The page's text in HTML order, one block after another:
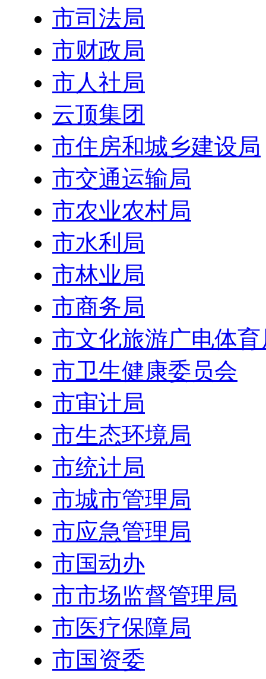
市司法局
市财政局
市人社局
云顶集团
市住房和城乡建设局
市交通运输局
市农业农村局
市水利局
市林业局
市商务局
市文化旅游广电体育
市卫生健康委员会
市审计局
市生态环境局
市统计局
市城市管理局
市应急管理局
市国动办
市市场监督管理局
市医疗保障局
市国资委